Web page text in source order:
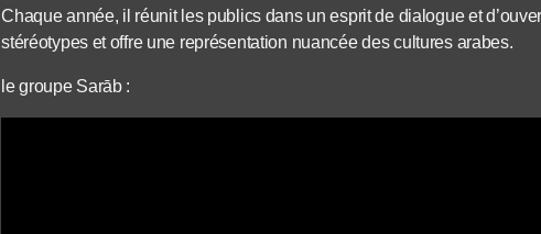
Chaque année, il réunit les publics dans un esprit de dialogue et
stéréotypes et offre une représentation nuancée des cultures arabes.
le groupe Sarāb :